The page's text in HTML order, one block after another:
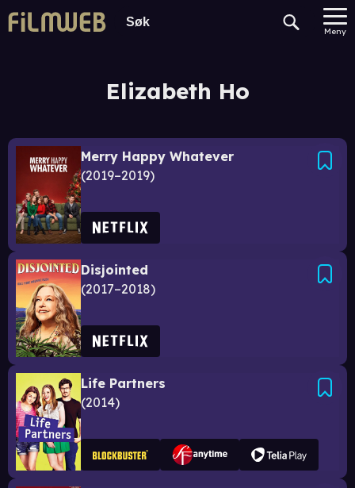
Meny
Elizabeth Ho
Merry Happy Whatever
2019–2019
Disjointed
2017–2018
Life Partners
2014